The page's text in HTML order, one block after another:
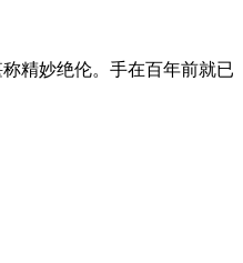
精妙绝伦。手在百年前就已